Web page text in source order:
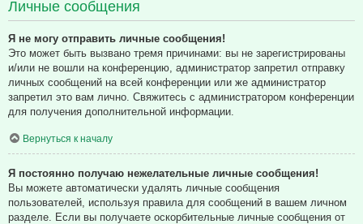
Личные сообщения
Я не могу отправить личные сообщения!
Это может быть вызвано тремя причинами: вы не зарегистрированы
и/или не вошли на конференцию, администратор запретил отправку
личных сообщений на всей конференции или же администратор
запретил это вам лично. Свяжитесь с администратором конференции
для получения дополнительной информации.
Вернуться к началу
Я постоянно получаю нежелательные личные сообщения!
Вы можете автоматически удалять личные сообщения
пользователей, используя правила для сообщений в вашем личном
разделе. Если вы получаете оскорбительные личные сообщения от